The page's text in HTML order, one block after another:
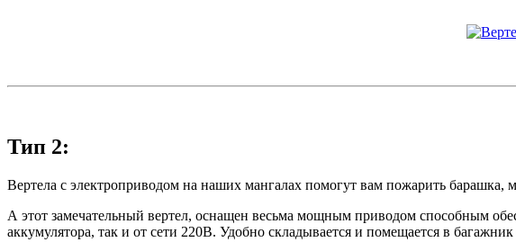
Тип 2:
Вертела с электроприводом на наших мангалах помогут вам пожарить барашка,
А этот замечательный вертел, оснащен весьма мощным приводом способным
аккумулятора, так и от сети 220В. Удобно складывается и помещается в